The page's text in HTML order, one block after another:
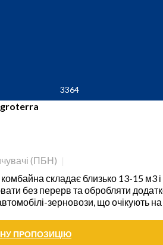
(ПБН)
складає близько 13-15
без перерв та обробляти
зерновози, що очікують
ПРОПОЗИЦІЮ